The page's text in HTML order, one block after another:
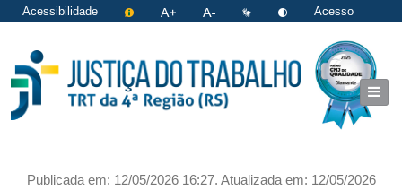
Acessibilidade
Acesso
Publicada em: 12/05/2026 16:27. Atualizada em: 12/05/2026